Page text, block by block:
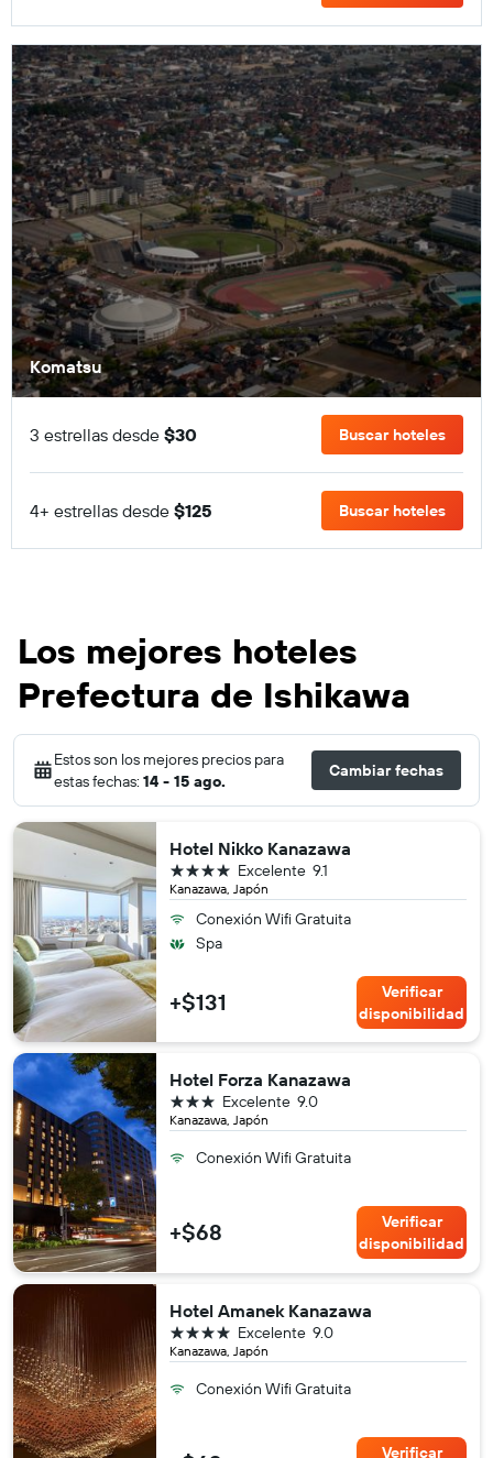
Komatsu
3 estrellas desde $30 Buscar hoteles
4+ estrellas desde $125 Buscar hoteles
Los mejores hoteles
Prefectura de Ishikawa
Estos son los mejores precios para
estas fechas: 14 - 15 ago.
Cambiar fechas
Hotel Nikko Kanazawa
Kanazawa, Japón
9.1
Excelente
4 estrellas
Conexión Wifi Gratuita
Spa
+$131
Verificar
disponibilidad
Hotel Forza Kanazawa
Kanazawa, Japón
9.0
Excelente
3 estrellas
Conexión Wifi Gratuita
+$68
Verificar
disponibilidad
Hotel Amanek Kanazawa
Kanazawa, Japón
9.0
Excelente
4 estrellas
Conexión Wifi Gratuita
Verificar